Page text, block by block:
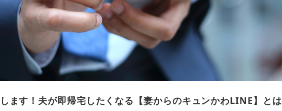
ます！夫が即帰宅したくなる【妻からのキュンかわLINE】とは